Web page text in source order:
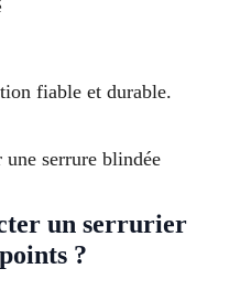
fiable et durable.
serrure blindée
un serrurier
?